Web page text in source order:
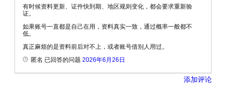
有时候资料更新、证件快到期、地区规则变化，都会要求重新验
证。
如果账号一直都是自己在用，资料真实一致，通过概率一般都不
低。
真正麻烦的是资料前后对不上，或者账号借别人用过。
匿名 已回答的问题 2026年6月26日
添加评论